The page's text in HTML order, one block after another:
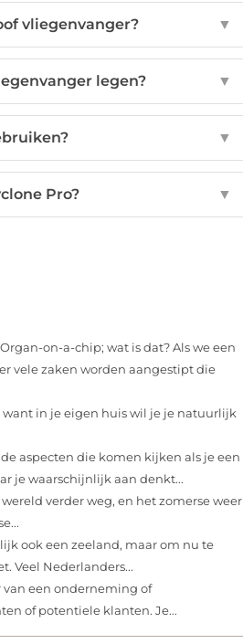
vliegenvanger? ▼
legen? ▼
▼
Pro? ▼
on-a-chip; wat is dat? Als we een
vele zaken worden aangestipt die
in je eigen huis wil je je natuurlijk
aspecten die komen kijken als je een
je waarschijnlijk aan denkt...
verder weg, en het zomerse weer
ook een zeeland, maar om nu te
Veel Nederlanders...
een onderneming of
of potentiele klanten. Je...